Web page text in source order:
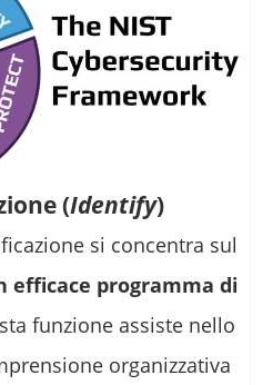
(Identify)
si concentra sul
efficace programma di
funzione assiste nello
organizzativa